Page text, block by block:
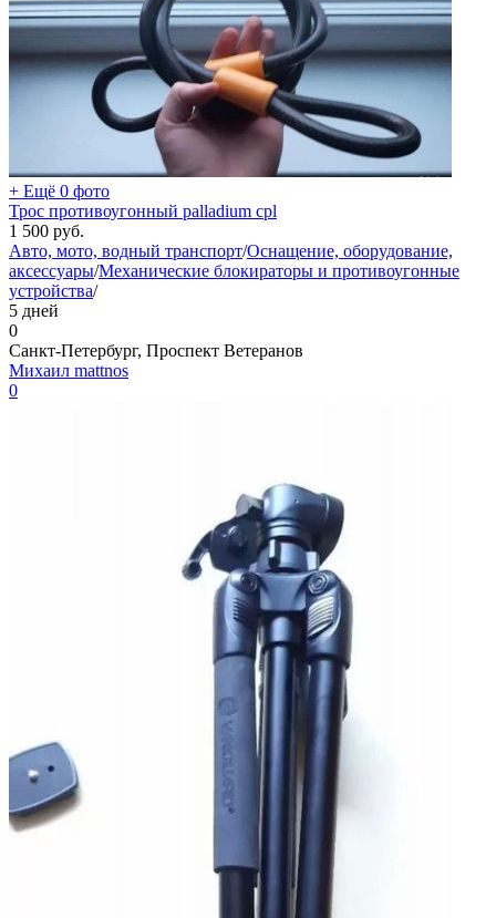
+ Ещё 0 фото
Трос противоугонный palladium cpl
1 500 руб.
Авто, мото, водный транспорт/Оснащение, оборудование,
аксессуары/Механические блокираторы и противоугонные
устройства/
5 дней
0
Санкт-Петербург, Проспект Ветеранов
Михаил mattnos
0